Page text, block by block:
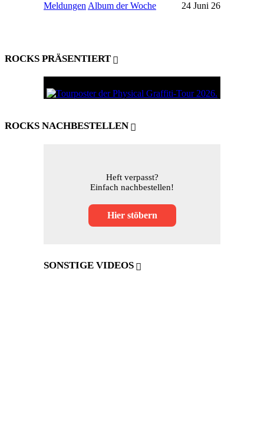
Meldungen Album der Woche 24 Juni 26
ROCKS PRÄSENTIERT
ROCKS NACHBESTELLEN
Heft verpasst?
Einfach nachbestellen!
Hier stöbern
SONSTIGE VIDEOS